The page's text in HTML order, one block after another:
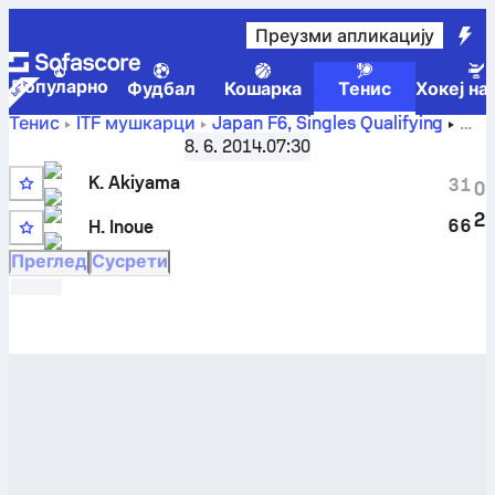
Преузми апликацију
Популарно Фудбал Кошарка Тенис
Хокеј
Тенис
ITF мушкарци
Japan F6, Singles Qualifying
Haru Inoueрезултати уживо и
резултати међусобних сусрета
8. 6. 2014.07:30
K. Akiyama
H. Inoue
3
6
1
6
0
2
Преглед Сусрети